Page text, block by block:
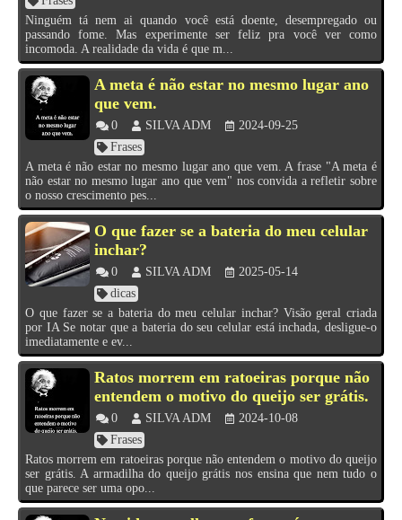
Ninguém tá nem ai quando você está doente, desempregado ou
passando fome. Mas experimente ser feliz pra você ver como
incomoda. A realidade da vida é que m...
A meta é não estar no mesmo lugar ano
que vem.
0 SILVA ADM
2024-09-25
Frases
A meta é não estar no mesmo lugar ano que vem. A frase "A meta é
não estar no mesmo lugar ano que vem" nos convida a refletir sobre
o nosso crescimento pes...
O que fazer se a bateria do meu celular
inchar?
0 SILVA ADM
2025-05-14
dicas
O que fazer se a bateria do meu celular inchar? Visão geral criada
por IA Se notar que a bateria do seu celular está inchada, desligue-o
imediatamente e ev...
Ratos morrem em ratoeiras porque não
entendem o motivo do queijo ser grátis.
0 SILVA ADM
2024-10-08
Frases
Ratos morrem em ratoeiras porque não entendem o motivo do queijo
ser grátis. A armadilha do queijo grátis nos ensina que nem tudo o
que parece ser uma opo...